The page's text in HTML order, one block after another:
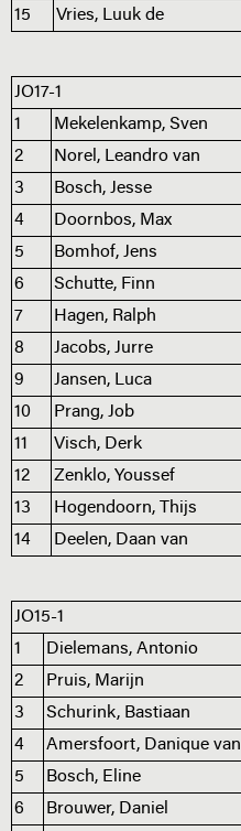
15
Vries, Luuk de
JO17-1
1
Mekelenkamp, Sven
2
Norel, Leandro van
3
Bosch, Jesse
4
Doornbos, Max
5
Bomhof, Jens
6
Schutte, Finn
7
Hagen, Ralph
8
Jacobs, Jurre
9
Jansen, Luca
10
Prang, Job
11
Visch, Derk
12
Zenklo, Youssef
13
Hogendoorn, Thijs
14
Deelen, Daan van
JO15-1
1
Dielemans, Antonio
2
Pruis, Marijn
3
Schurink, Bastiaan
4
Amersfoort, Danique van
5
Bosch, Eline
6
Brouwer, Daniel